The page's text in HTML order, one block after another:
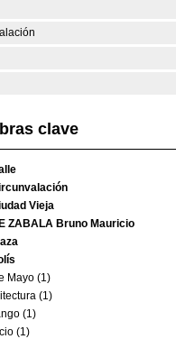
clave
Vieja
ZABALA Bruno Mauricio
Mayo (1)
(1)
(1)
(1)